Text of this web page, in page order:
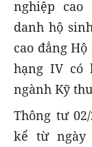
nghiệp
danh hộ
cao đẳng
hạng IV có
ngành Kỹ
Thông tư
kể từ ngày